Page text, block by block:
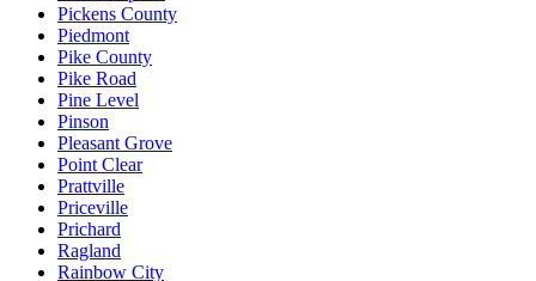
Pickens County
Piedmont
Pike County
Pike Road
Pine Level
Pinson
Pleasant Grove
Point Clear
Prattville
Priceville
Prichard
Ragland
Rainbow City